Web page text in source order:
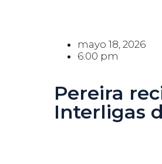
mayo 18, 2026
6:00 pm
Pereira
Interligas